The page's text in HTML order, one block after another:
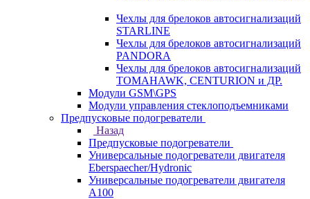
Чехлы для брелоков автосигнализаций
STARLINE
Чехлы для брелоков автосигнализаций
PANDORA
Чехлы для брелоков автосигнализаций
TOMAHAWK, CENTURION и ДР.
Модули GSM\GPS
Модули управления стеклоподъемниками
Предпусковые подогреватели
Назад
Предпусковые подогреватели
Универсальные подогреватели двигателя
Eberspaecher/Hydronic
Универсальные подогреватели двигателя
A100